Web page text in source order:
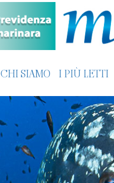
CHI SIAMO I PIÙ LETTI